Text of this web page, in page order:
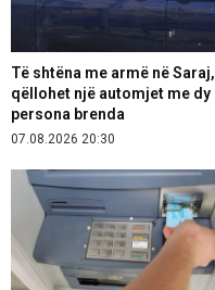
Të shtëna me armë në Saraj,
qëllohet një automjet me dy
persona brenda
07.08.2026 20:30